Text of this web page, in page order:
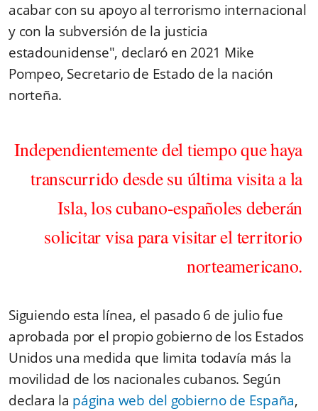
acabar con su apoyo al terrorismo internacional
y con la subversión de la justicia
estadounidense", declaró en 2021 Mike
Pompeo, Secretario de Estado de la nación
norteña.
Independientemente del tiempo que haya
transcurrido desde su última visita a la
Isla, los cubano-españoles deberán
solicitar visa para visitar el territorio
norteamericano.
Siguiendo esta línea, el pasado 6 de julio fue
aprobada por el propio gobierno de los Estados
Unidos una medida que limita todavía más la
movilidad de los nacionales cubanos. Según
declara la página web del gobierno de España,